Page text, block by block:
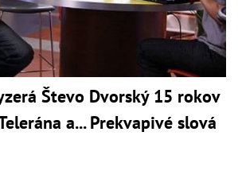
Števo Dvorský 15 rokov
a... Prekvapivé slová